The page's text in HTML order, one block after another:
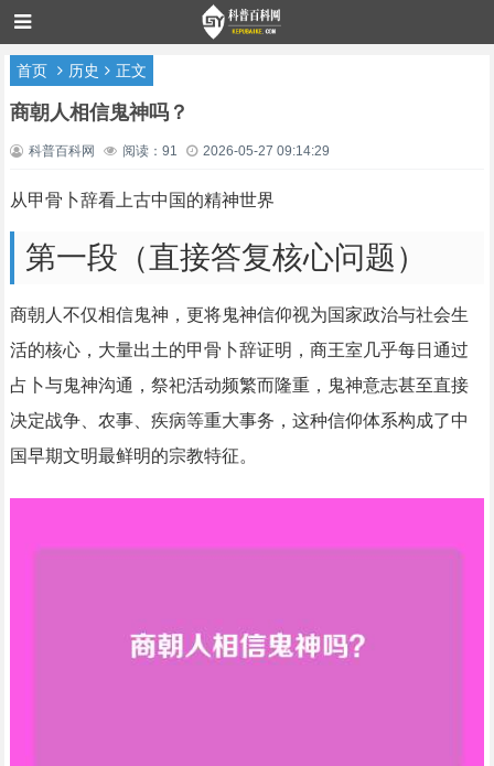
首页 历史 正文
商朝人相信鬼神吗？
科普百科网 阅读：91 2026-05-27 09:14:29
从甲骨卜辞看上古中国的精神世界
第一段（直接答复核心问题）
商朝人不仅相信鬼神，更将鬼神信仰视为国家政治与社会生
活的核心，大量出土的甲骨卜辞证明，商王室几乎每日通过
占卜与鬼神沟通，祭祀活动频繁而隆重，鬼神意志甚至直接
决定战争、农事、疾病等重大事务，这种信仰体系构成了中
国早期文明最鲜明的宗教特征。